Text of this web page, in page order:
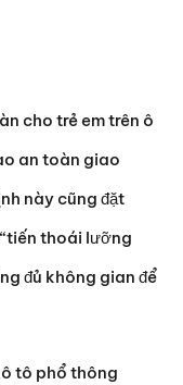
cho trẻ em trên ô
an toàn giao
này cũng đặt
thoái lưỡng
đủ không gian để
tô phổ thông